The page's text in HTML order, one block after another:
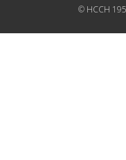
© HCCH